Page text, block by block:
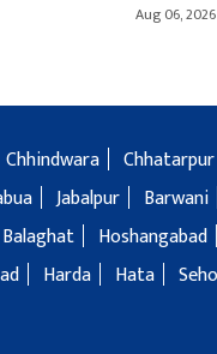
Aug 06,
Chhindwara Chhatarpur
Jabalpur Barwani
Balaghat Hoshangabad
Harda Hata